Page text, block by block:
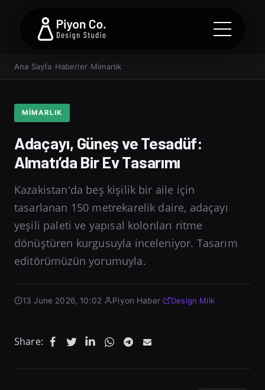
Ana Sayfa Haberler› Mimarlık
MIMARLIK
Adaçayı, Güneş ve Tesadüf:
Almatı’da Bir Ev Tasarımı
Kazakistan'da beş kişilik bir aile için
tasarlanan 150 metrekarelik daire, adaçayı
yeşili paleti ve yapısal kolonları ritme
dönüştüren kurgusuyla inceleniyor. Tasarım
editörümüzün yorumuyla.
13 June 2026, 10:02 Piyon Haber· Design Milk
Share: